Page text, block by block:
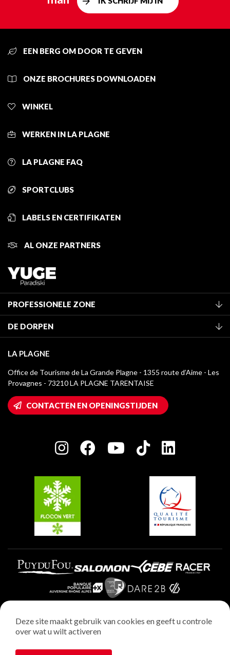
EEN BERG OM DOOR TE GEVEN
ONZE BROCHURES DOWNLOADEN
WINKEL
WERKEN IN LA PLAGNE
LA PLAGNE FAQ
SPORTCLUBS
LABELS EN CERTIFIKATEN
AL ONZE PARTNERS
PROFESSIONELE ZONE
Classificatie van de gemeubileerde accommodaties
Verblijfstaks
Mediatheek
La Plagne logo's
Wifi toegang
Huis van de eigenaar
Charter van toegewijde spelers
DE DORPEN
Montchavin - Les Coches
Champagny-en-Vanoise
Plagne 1800
Plagne Villages
Plagne Aime 2000
LA PLAGNE
Office de Tourisme de La Grande Plagne - 1355 route d’Aime - Les
Provagnes - 73210 LA PLAGNE TARENTAISE
CONTACTEN EN OPENINGSTIJDEN
Wettelijke vermeldingen
Privacybeleid
Deze site maakt gebruik van cookies en geeft u controle
over wat u wilt activeren